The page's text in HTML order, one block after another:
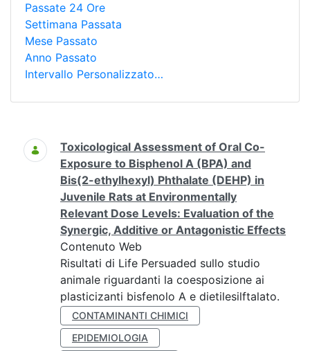
Passate 24 Ore
Settimana Passata
Mese Passato
Anno Passato
Intervallo Personalizzato…
Ricerca
Toxicological Assessment of Oral Co-
Exposure to Bisphenol A (BPA) and
Bis(2-ethylhexyl) Phthalate (DEHP) in
Juvenile Rats at Environmentally
Relevant Dose Levels: Evaluation of the
Synergic, Additive or Antagonistic Effects
Contenuto Web
Risultati di Life Persuaded sullo studio
animale riguardanti la coesposizione ai
plasticizanti bisfenolo A e dietilesilftalato.
CONTAMINANTI CHIMICI
EPIDEMIOLOGIA